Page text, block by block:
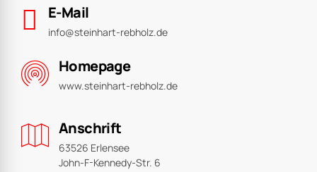
E-Mail
info@steinhart-rebholz.de
Homepage
www.steinhart-rebholz.de
Anschrift
63526 Erlensee
John-F-Kennedy-Str. 6